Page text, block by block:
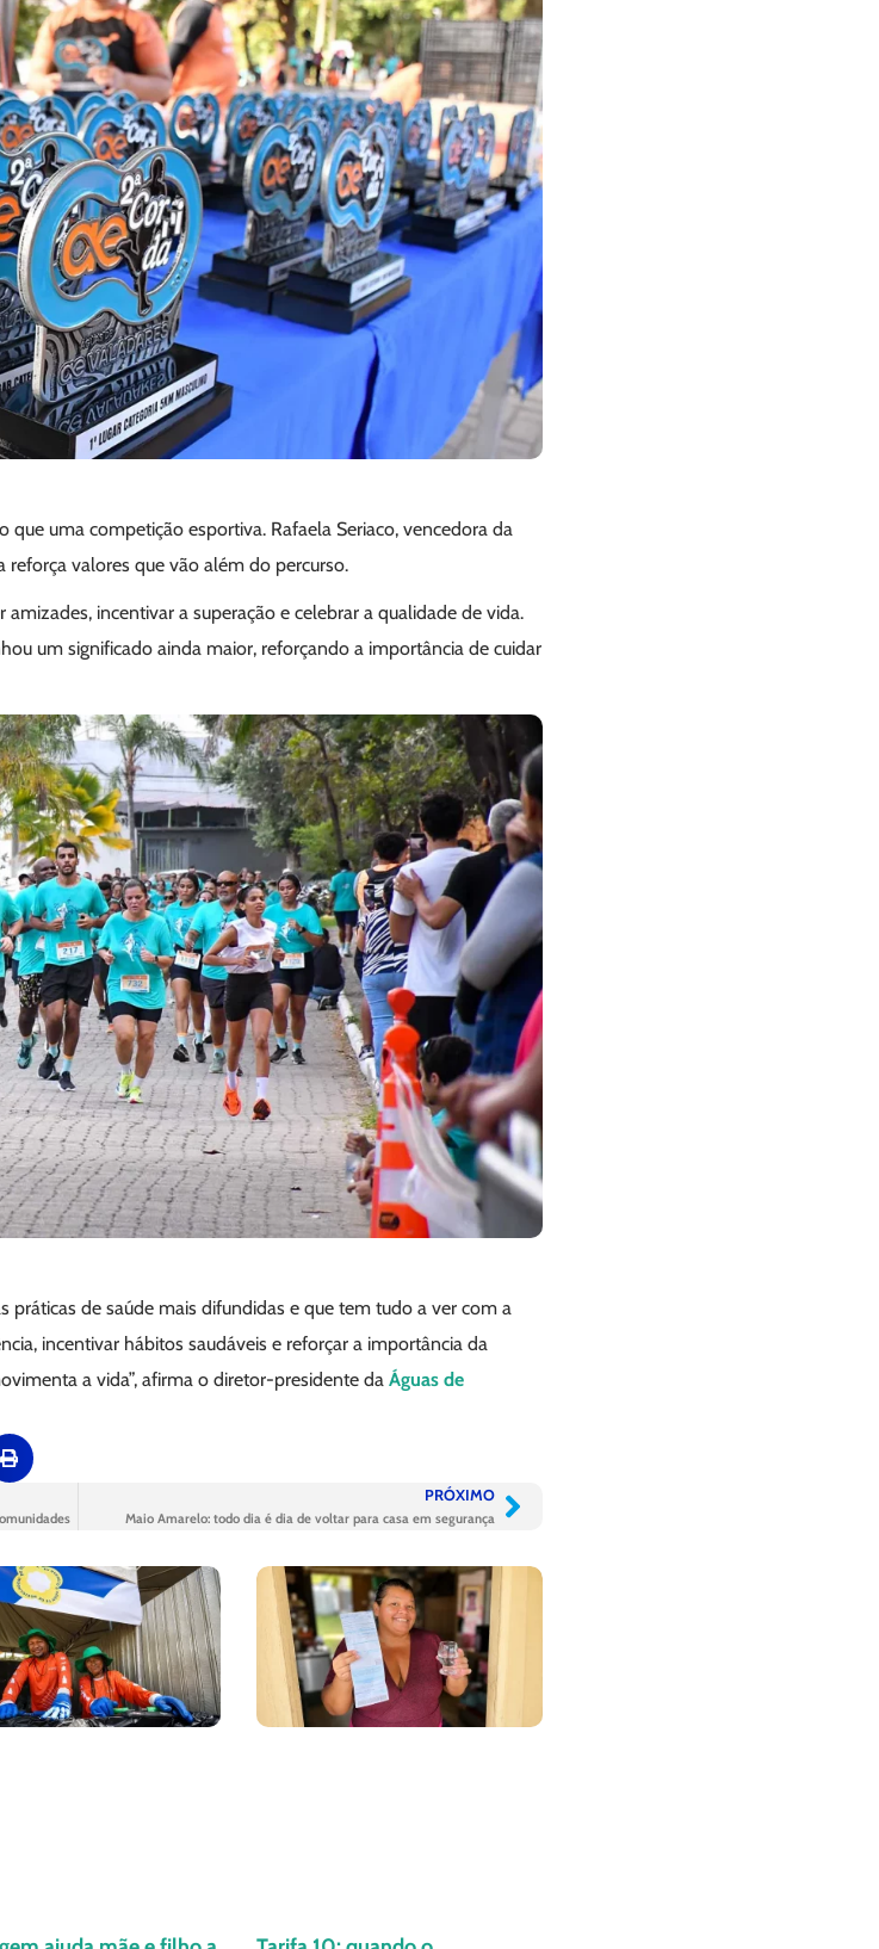
que uma competição esportiva. Rafaela Seriaco, vencedora da
reforça valores que vão além do percurso.
incentivar a superação e celebrar a qualidade de vida.
um significado ainda maior, reforçando a importância de cuidar
práticas de saúde mais difundidas e que tem tudo a ver com a
incentivar hábitos saudáveis e reforçar a importância da
a vida”, afirma o diretor-presidente da Águas de
PRÓXIMO
Maio Amarelo: todo dia é dia de voltar para casa em segurança